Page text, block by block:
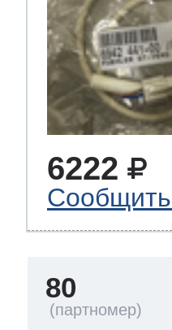
6222
80